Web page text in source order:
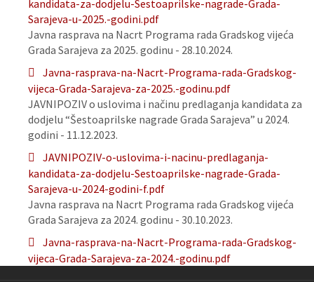
kandidata-za-dodjelu-Sestoaprilske-nagrade-Grada-
Sarajeva-u-2025.-godini.pdf
Javna rasprava na Nacrt Programa rada Gradskog vijeća
Grada Sarajeva za 2025. godinu - 28.10.2024.
Javna-rasprava-na-Nacrt-Programa-rada-Gradskog-
vijeca-Grada-Sarajeva-za-2025.-godinu.pdf
JAVNIPOZIV o uslovima i načinu predlaganja kandidata za
dodjelu “Šestoaprilske nagrade Grada Sarajeva” u 2024.
godini - 11.12.2023.
JAVNIPOZIV-o-uslovima-i-nacinu-predlaganja-
kandidata-za-dodjelu-Sestoaprilske-nagrade-Grada-
Sarajeva-u-2024-godini-f.pdf
Javna rasprava na Nacrt Programa rada Gradskog vijeća
Grada Sarajeva za 2024. godinu - 30.10.2023.
Javna-rasprava-na-Nacrt-Programa-rada-Gradskog-
vijeca-Grada-Sarajeva-za-2024.-godinu.pdf